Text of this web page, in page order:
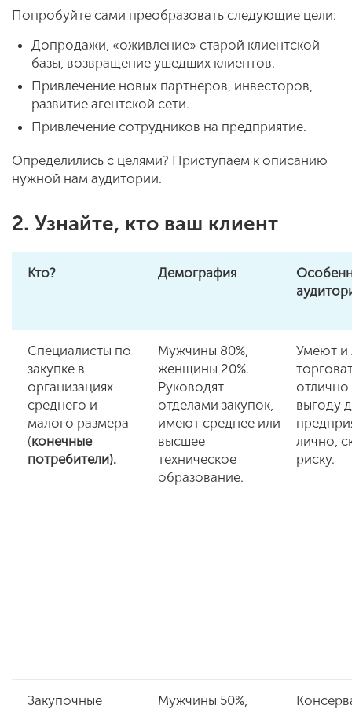
Попробуйте сами преобразовать следующие цели:
Допродажи, «оживление» старой клиентской
базы, возвращение ушедших клиентов.
Привлечение новых партнеров, инвесторов,
развитие агентской сети.
Привлечение сотрудников на предприятие.
Определились с целями? Приступаем к описанию
нужной нам аудитории.
2. Узнайте, кто ваш клиент
Кто? Демография
Специалисты по
закупке в
организациях
среднего и
малого размера
(конечные
потребители).
Мужчины 80%,
женщины 20%.
Руководят
отделами закупок,
имеют среднее или
высшее
техническое
образование.
Умеют и
отлично
выгоду
лично,
риску.
Закупочные
Мужчины 50%,